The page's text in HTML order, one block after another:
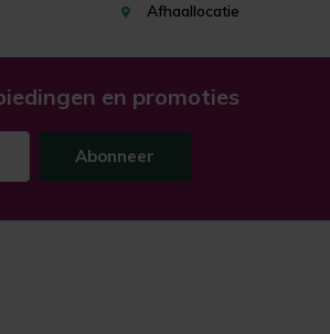
Afhaallocatie
en promoties
Abonneer